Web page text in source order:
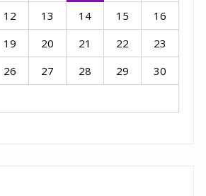
12 13 14 15
16
19 20 21 22
23
26 27 28 29
30